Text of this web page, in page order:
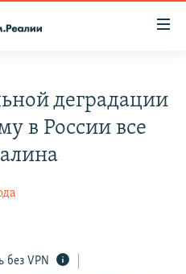
СОПРОТИВЛЕНИЯ
деградации
в России все
без VPN